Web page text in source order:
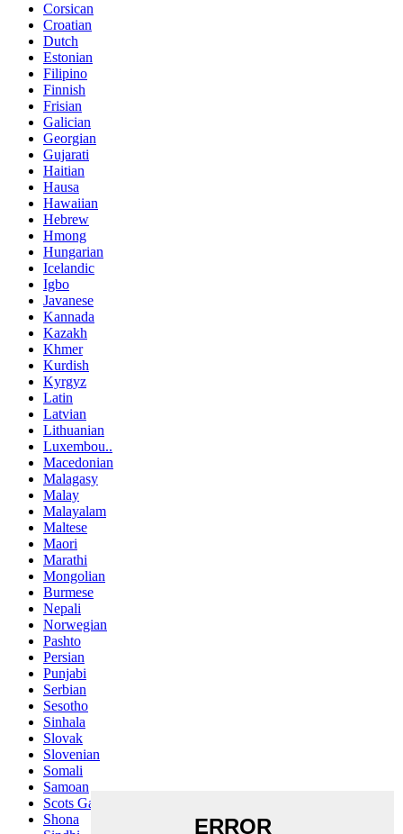
Corsican
Croatian
Dutch
Estonian
Filipino
Finnish
Frisian
Galician
Georgian
Gujarati
Haitian
Hausa
Hawaiian
Hebrew
Hmong
Hungarian
Icelandic
Igbo
Javanese
Kannada
Kazakh
Khmer
Kurdish
Kyrgyz
Latin
Latvian
Lithuanian
Luxembou..
Macedonian
Malagasy
Malay
Malayalam
Maltese
Maori
Marathi
Mongolian
Burmese
Nepali
Norwegian
Pashto
Persian
Punjabi
Serbian
Sesotho
Sinhala
Slovak
Slovenian
Somali
Samoan
Scots Gaelic
Shona